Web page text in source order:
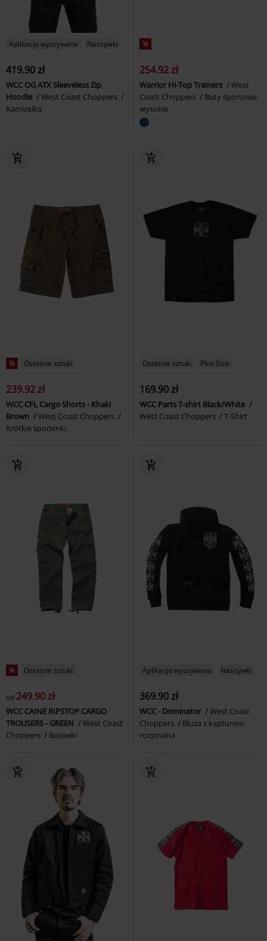
Aplikacja wyszywana Naszywki
419.90 zł
WCC OG ATX Sleeveless Zip
Hoodie
West Coast Choppers
Kamizelka
%
254.92 zł
Warrior Hi-Top Trainers
West
Coast Choppers
Buty sportowe
wysokie
% Ostatnie sztuki
239.92 zł
WCC CFL Cargo Shorts - Khaki
Brown
West Coast Choppers
Krótkie spodenki
Ostatnie sztuki Plus Size
169.90 zł
WCC Parts T-shirt Black/White
West Coast Choppers
T-Shirt
% Ostatnie sztuki
od 249.90 zł
WCC CAINE RIPSTOP CARGO
TROUSERS - GREEN
West Coast
Choppers
Bojówki
Aplikacja wyszywana Naszywki
369.90 zł
WCC - Dominator
West Coast
Choppers
Bluza z kapturem
rozpinana